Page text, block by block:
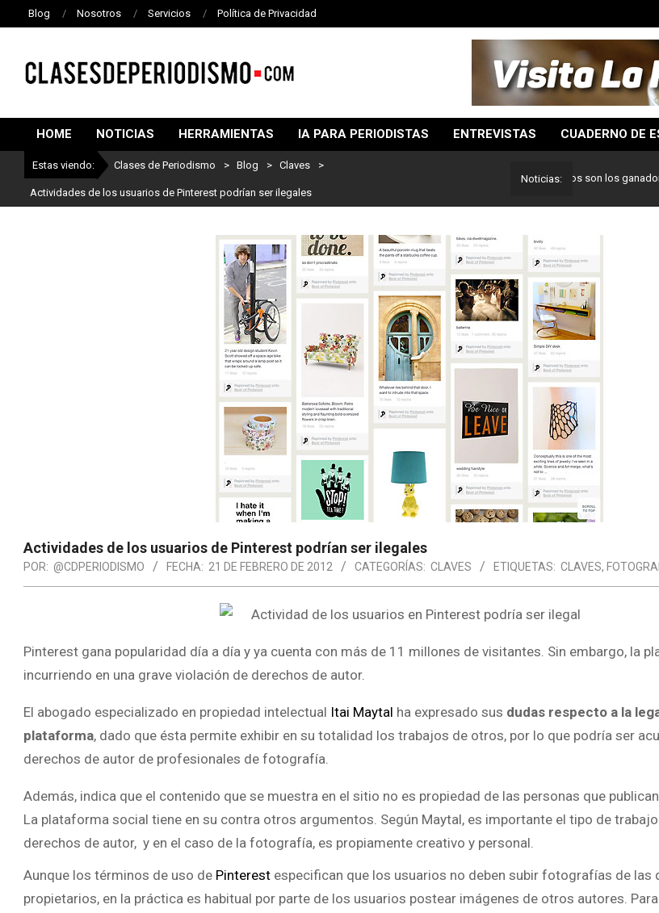
Blog Nosotros Servicios Política de Privacidad
DE
PERIODISMO
HOME NOTICIAS HERRAMIENTAS IA PARA PERIODISTAS ENTREVISTAS CUADERNO DE
Estas viendo: Clases de Periodismo > Blog > Claves >
Actividades de los usuarios de Pinterest podrían ser ilegales
Noticias:
Lo mejor del periodismo: Estos son los ganadores del
Actividades de los usuarios de Pinterest podrían ser ilegales
POR: @CDPERIODISMO FECHA: 21 DE FEBRERO DE 2012 CATEGORÍAS: CLAVES ETIQUETAS: CLAVES,
Pinterest gana popularidad día a día y ya cuenta con más de 11 millones de visitantes. Sin embargo, la
incurriendo en una grave violación de derechos de autor.
El abogado especializado en propiedad intelectual Itai Maytal ha expresado sus dudas respecto a la
plataforma, dado que ésta permite exhibir en su totalidad los trabajos de otros, por lo que podría ser
derechos de autor de profesionales de fotografía.
Además, indica que el contenido que se muestra en el sitio no es propiedad de las personas que
La plataforma social tiene en su contra otros argumentos. Según Maytal, es importante el tipo de
derechos de autor, y en el caso de la fotografía, es propiamente creativo y personal.
Aunque los términos de uso de Pinterest especifican que los usuarios no deben subir fotografías de las
propietarios, en la práctica es habitual por parte de los usuarios postear imágenes de otros autores.